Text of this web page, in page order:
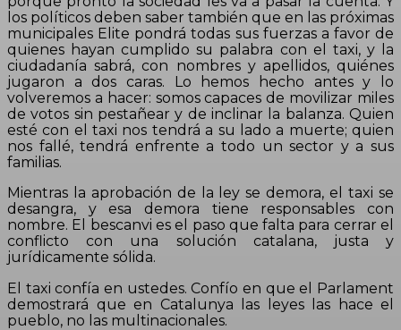
los políticos deben saber también que en las próximas
municipales Elite pondrá todas sus fuerzas a favor de
quienes hayan cumplido su palabra con el taxi, y la
ciudadanía sabrá, con nombres y apellidos, quiénes
jugaron a dos caras. Lo hemos hecho antes y lo
volveremos a hacer: somos capaces de movilizar miles
de votos sin pestañear y de inclinar la balanza. Quien
esté con el taxi nos tendrá a su lado a muerte; quien
nos fallé, tendrá enfrente a todo un sector y a sus
familias.
Mientras la aprobación de la ley se demora, el taxi se
desangra, y esa demora tiene responsables con
nombre. El bescanvi es el paso que falta para cerrar el
conflicto con una solución catalana, justa y
jurídicamente sólida.
El taxi confía en ustedes. Confío en que el Parlament
demostrará que en Catalunya las leyes las hace el
pueblo, no las multinacionales.